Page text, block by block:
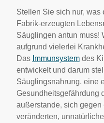
Stellen Sie sich nur, was
Fabrik-erzeugten
Säuglingen antun muss!
aufgrund vielerlei
Das Immunsystemdes
entwickelt und darum
Säuglingsnahrung, eine
Gesundheitsgefährdung
außerstande, sich gegen
veränderten,